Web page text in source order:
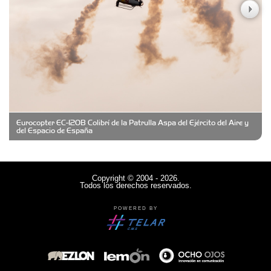
Clima Castelar
CONSERVAS YAMASIRO
Cubanico´s - Cubanitos Rellenos!
Denisi Market
Deutsche Schule Hurlingham
Eurocopter EC-120B Colibrí de la Patrulla Aspa del Ejército del Aire y
del Espacio de España
Copyright © 2004 - 2026.
Todos los derechos reservados.
POWERED BY